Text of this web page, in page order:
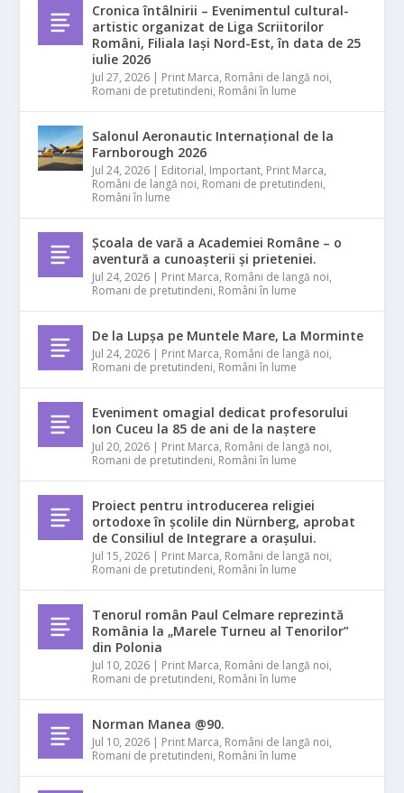
Cronica întâlnirii – Evenimentul cultural-
artistic organizat de Liga Scriitorilor
Români, Filiala Iași Nord-Est, în data de 25
iulie 2026
Jul 27, 2026 | Print Marca, Români de langă noi,
Romani de pretutindeni, Români în lume
Salonul Aeronautic Internațional de la
Farnborough 2026
Jul 24, 2026 | Editorial, Important, Print Marca,
Români de langă noi, Romani de pretutindeni,
Români în lume
Școala de vară a Academiei Române – o
aventură a cunoașterii și prieteniei.
Jul 24, 2026 | Print Marca, Români de langă noi,
Romani de pretutindeni, Români în lume
De la Lupșa pe Muntele Mare, La Morminte
Jul 24, 2026 | Print Marca, Români de langă noi,
Romani de pretutindeni, Români în lume
Eveniment omagial dedicat profesorului
Ion Cuceu la 85 de ani de la naștere
Jul 20, 2026 | Print Marca, Români de langă noi,
Romani de pretutindeni, Români în lume
Proiect pentru introducerea religiei
ortodoxe în școlile din Nürnberg, aprobat
de Consiliul de Integrare a orașului.
Jul 15, 2026 | Print Marca, Români de langă noi,
Romani de pretutindeni, Români în lume
Tenorul român Paul Celmare reprezintă
România la „Marele Turneu al Tenorilor”
din Polonia
Jul 10, 2026 | Print Marca, Români de langă noi,
Romani de pretutindeni, Români în lume
Norman Manea @90.
Jul 10, 2026 | Print Marca, Români de langă noi,
Romani de pretutindeni, Români în lume